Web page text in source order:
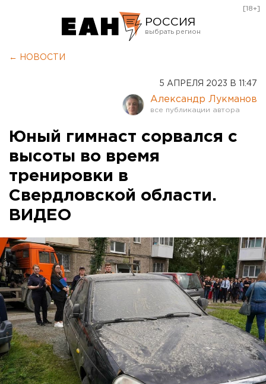
РОССИЯ
Оренбург
[18+]
← НОВОСТИ
5 АПРЕЛЯ 2023 В 11:47
Александр Лукманов
Юный гимнаст сорвался с
высоты во время
тренировки в
Свердловской области.
ВИДЕО